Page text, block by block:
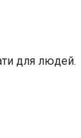
для людей.